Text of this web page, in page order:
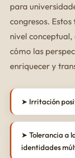
para
congresos.
nivel
cómo las
enriquecer y
➤ Irritación
➤ Tolerancia a
identidades